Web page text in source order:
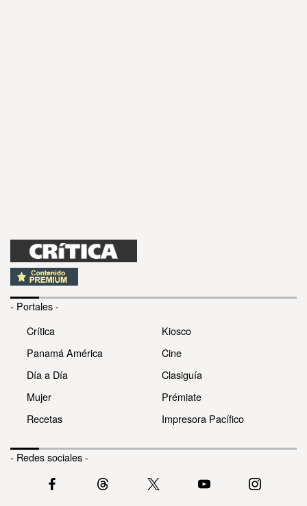
- Portales -
Crítica
Panamá América
Día a Día
Mujer
Recetas
Kiosco
Cine
Clasiguía
Prémiate
Impresora Pacífico
- Redes sociales -